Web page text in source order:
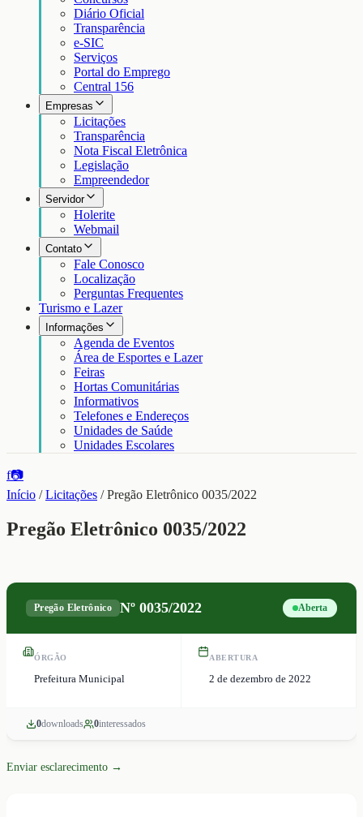
Diário Oficial
Transparência
e-SIC
Serviços
Portal do Emprego
Central 156
Empresas
Licitações
Transparência
Nota Fiscal Eletrônica
Legislação
Empreendedor
Servidor
Holerite
Webmail
Contato
Fale Conosco
Localização
Perguntas Frequentes
Turismo e Lazer
Informações
Agenda de Eventos
Área de Esportes e Lazer
Feiras
Hortas Comunitárias
Informativos
Telefones e Endereços
Unidades de Saúde
Unidades Escolares
f📷
Início /Licitações /Pregão Eletrônico 0035/2022
Pregão Eletrônico 0035/2022
Pregão Eletrônico Nº0035/2022 Aberta
ÓRGÃO
Prefeitura Municipal
ABERTURA
2 de dezembro de 2022
0downloads 0interessados
Enviar esclarecimento →